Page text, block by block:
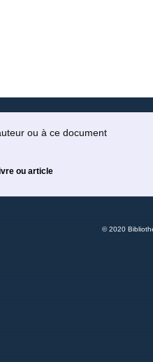
ou à ce document
ou article
© 2020